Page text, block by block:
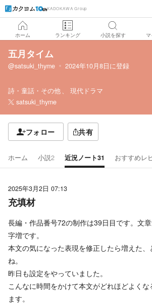
KADOKAWA Group
ホーム ランキング 小説を探す マ
五月タイム
@satsuki_thyme 2024年10月8日に登録
詩・童話・その他
現代ドラマ
satsuki_thyme
フォロー 共有
ホーム 小説2 近況ノート31 おすすめレ
2025年3月2日 07:13
充填材
長編・作品番号72の制作は39日目です。文
字増です。
本文の気になった表現を修正したら増えた
ね。
昨日も設定をやっていました。
こんなに時間をかけて本文がどれほどよく
ます。